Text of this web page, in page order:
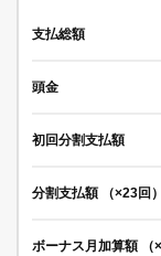
支払総額
頭金
初回分割支払額
分割支払額 （×23回）
ボーナス月加算額 （